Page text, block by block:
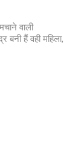
वाली
बनी हैं वही महिला,